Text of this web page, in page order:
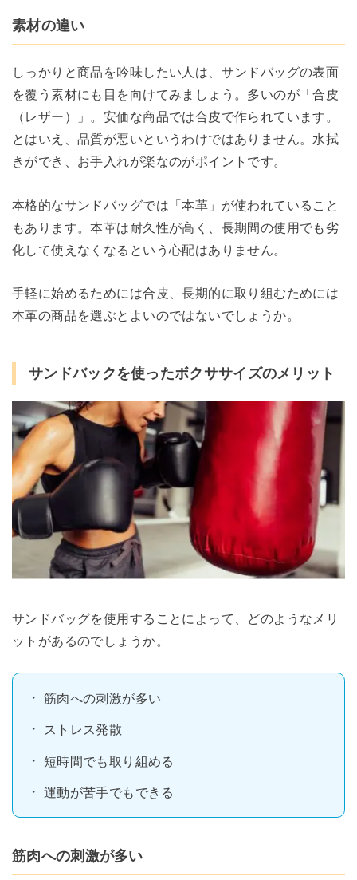
素材の違い
しっかりと商品を吟味したい人は、サンドバッグの表面
を覆う素材にも目を向けてみましょう。多いのが「合皮
（レザー）」。安価な商品では合皮で作られています。
とはいえ、品質が悪いというわけではありません。水拭
きができ、お手入れが楽なのがポイントです。
本格的なサンドバッグでは「本革」が使われていること
もあります。本革は耐久性が高く、長期間の使用でも劣
化して使えなくなるという心配はありません。
手軽に始めるためには合皮、長期的に取り組むためには
本革の商品を選ぶとよいのではないでしょうか。
サンドバックを使ったボクササイズのメリット
サンドバッグを使用することによって、どのようなメリ
ットがあるのでしょうか。
筋肉への刺激が多い
ストレス発散
短時間でも取り組める
運動が苦手でもできる
筋肉への刺激が多い